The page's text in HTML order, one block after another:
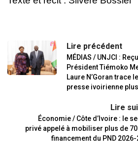
Lire précédent
MÉDIAS / UNJCI :
Président Tiémoko
Laure N’Goran trace
presse ivoirienne
Lire
Économie / Côte d’Ivoire : le
privé appelé à mobiliser plus de 70
financement du PND 2026-